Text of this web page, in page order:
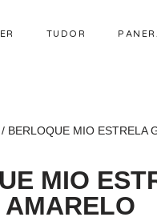
TUDOR
/ BERLOQUE MIO ESTRELA
MIO